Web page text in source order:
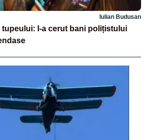
Iulian Budusan
I-a cerut bani polițistului